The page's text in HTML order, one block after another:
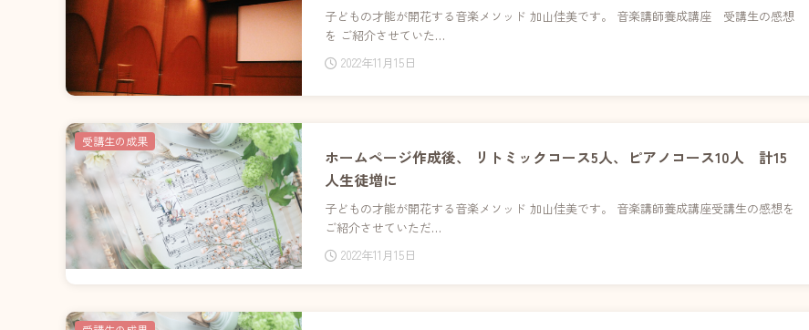
子どもの才能が開花する音楽メソッド 加山佳美です。 音楽講師養成講座 受講生の感想
を ご紹介させていた…
2022年11月15日
ホームページ作成後、 リトミックコース5人、ピアノコース10人 計15
人生徒増に
子どもの才能が開花する音楽メソッド 加山佳美です。 音楽講師養成講座受講生の感想を
ご紹介させていただ…
2022年11月15日
受講生の成果